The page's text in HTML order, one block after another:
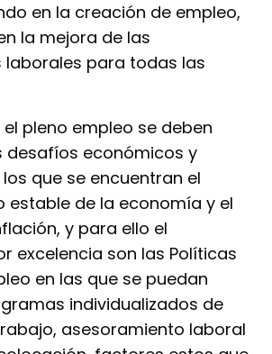
en la creación de empleo,
la mejora de las
para todas las
el pleno empleo se deben
desafíos económicos y
que se encuentran el
estable de la economía y el
y para ello el
excelencia son las Políticas
en las que se puedan
individualizados de
asesoramiento laboral